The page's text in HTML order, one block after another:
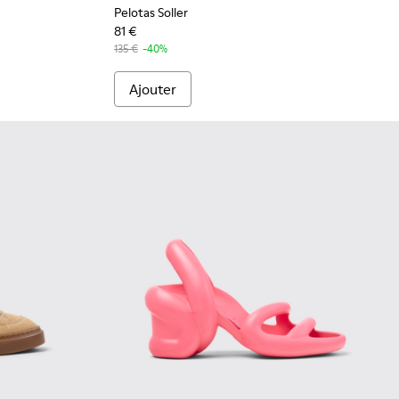
Pelotas Soller
81 €
135 € -40%
Ajouter